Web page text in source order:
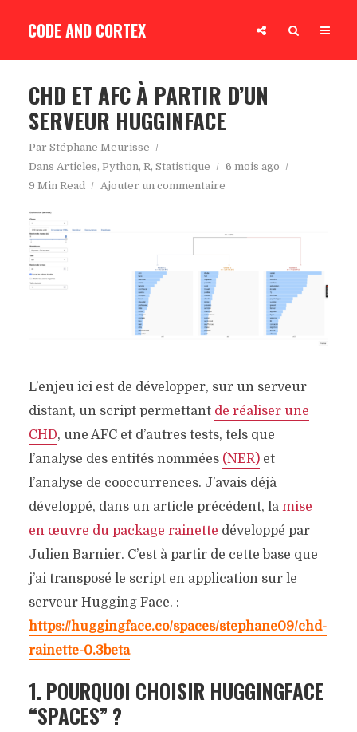
CODE AND CORTEX
CHD ET AFC À PARTIR D’UN
SERVEUR HUGGINFACE
Par Stéphane Meurisse
Dans Articles, Python, R, Statistique
6 mois ago
9 Min Read
Ajouter un commentaire
L’enjeu ici est de développer, sur un serveur
distant, un script permettant de réaliser une
CHD, une AFC et d’autres tests, tels que
l’analyse des entités nommées (NER)et
l’analyse de cooccurrences. J’avais déjà
développé, dans un article précédent, la mise
en œuvre du package rainette développé par
Julien Barnier. C’est à partir de cette base que
j’ai transposé le script en application sur le
serveur Hugging Face. :
https://huggingface.co/spaces/stephane09/chd-
rainette-0.3beta
1. POURQUOI CHOISIR HUGGINGFACE
“SPACES” ?